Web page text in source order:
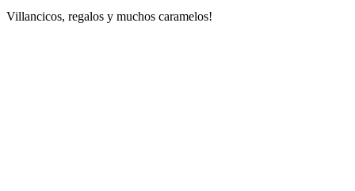
Villancicos, regalos y muchos caramelos!